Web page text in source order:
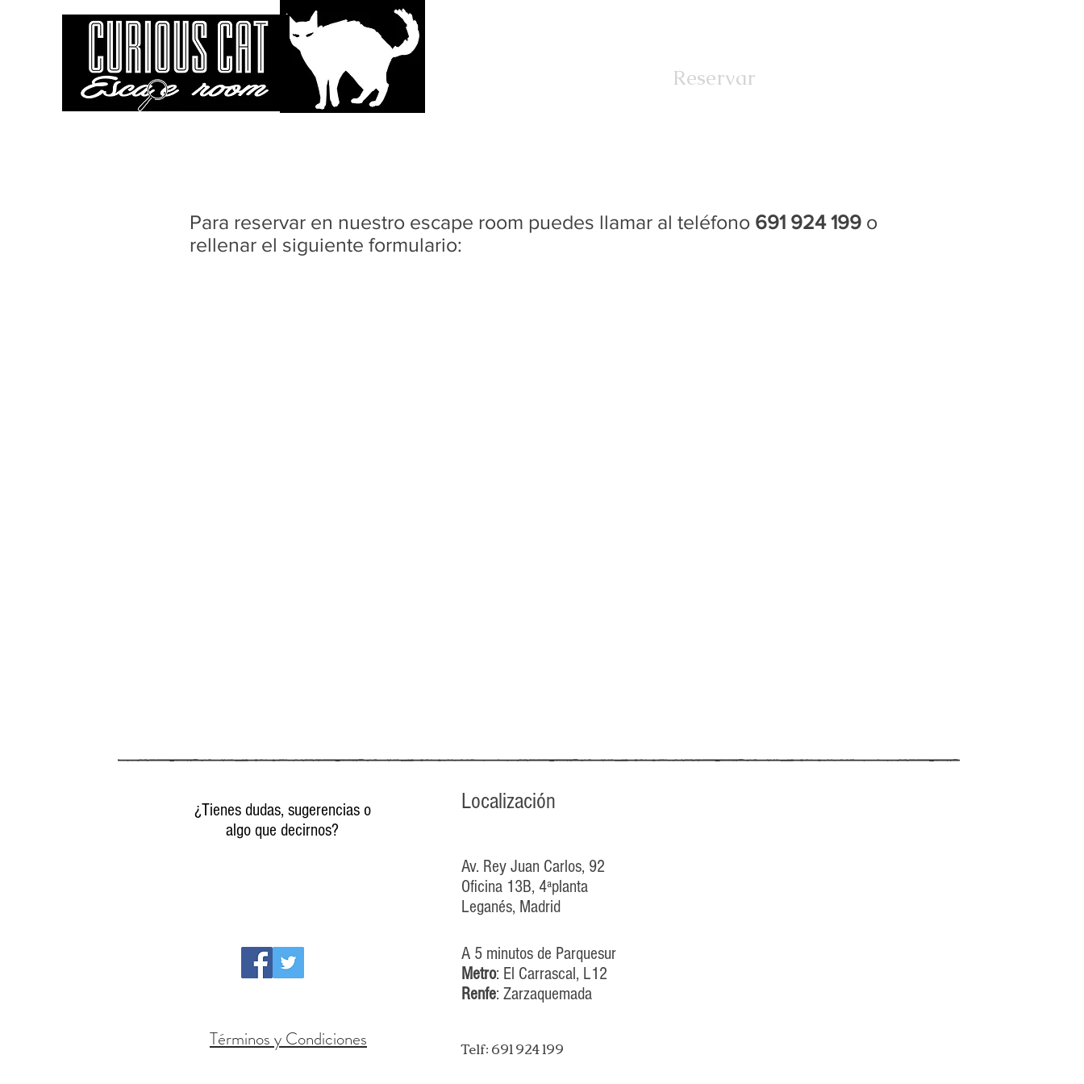
Reservar
Para reservar en nuestro escape room puedes llamar al teléfono 691 924 199 o
rellenar el siguiente formulario:
¿Tienes dudas, sugerencias o
algo que decirnos?
Términos y Condiciones
Localización
Av. Rey Juan Carlos, 92
Oficina 13B, 4ªplanta
Leganés, Madrid
A 5 minutos de Parquesur
Metro: El Carrascal, L12
Renfe: Zarzaquemada
Telf: 691 924 199